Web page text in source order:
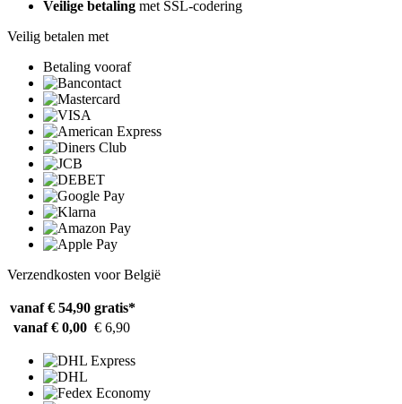
Veilige betaling met SSL-codering
Veilig betalen met
Betaling vooraf
Verzendkosten voor België
vanaf € 54,90 gratis*
vanaf € 0,00 € 6,90